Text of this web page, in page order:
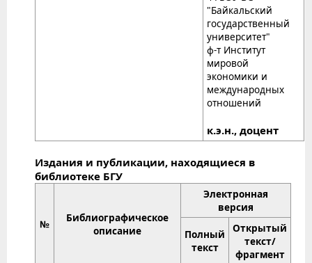
"Байкальский
государственный
университет"
ф-т Институт
мировой
экономики и
международных
отношений
к.э.н., доцент
Издания и публикации, находящиеся в
библиотеке БГУ
№
Библиографическое
описание
Электронная
версия
Полный
текст
Открытый
текст/
фрагмент